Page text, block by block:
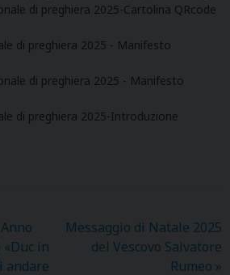
di preghiera 2025-Cartolina QRcode
di preghiera 2025 - Manifesto
di preghiera 2025 - Manifesto
di preghiera 2025-Introduzione
in
andare
Messaggio di Natale 2025
del Vescovo Salvatore
Rumeo »